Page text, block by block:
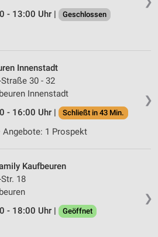
- 13:00 Uhr |
Geschlossen
❯
Innenstadt
30 - 32
Innenstadt
- 16:00 Uhr |
Schließt in 43 Min.
Angebote: 1 Prospekt
❯
Kaufbeuren
18
- 18:00 Uhr |
Geöffnet